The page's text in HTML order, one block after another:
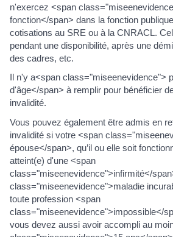
n'exercez <span
fonction</span> dans la fonction
cotisations au SRE ou à la CNRACL.
pendant une disponibilité, après une
des cadres, etc.
Il n'y a<span class="miseenevidence">
d'âge</span> à remplir pour bénéficier
invalidité.
Vous pouvez également être admis en
invalidité si votre <span
épouse</span>, qu’il ou elle soit
atteint(e) d'une <span
class="miseenevidence">infirmité</
class="miseenevidence">maladie
toute profession <span
class="miseenevidence">impossible</
vous devez aussi avoir accompli au